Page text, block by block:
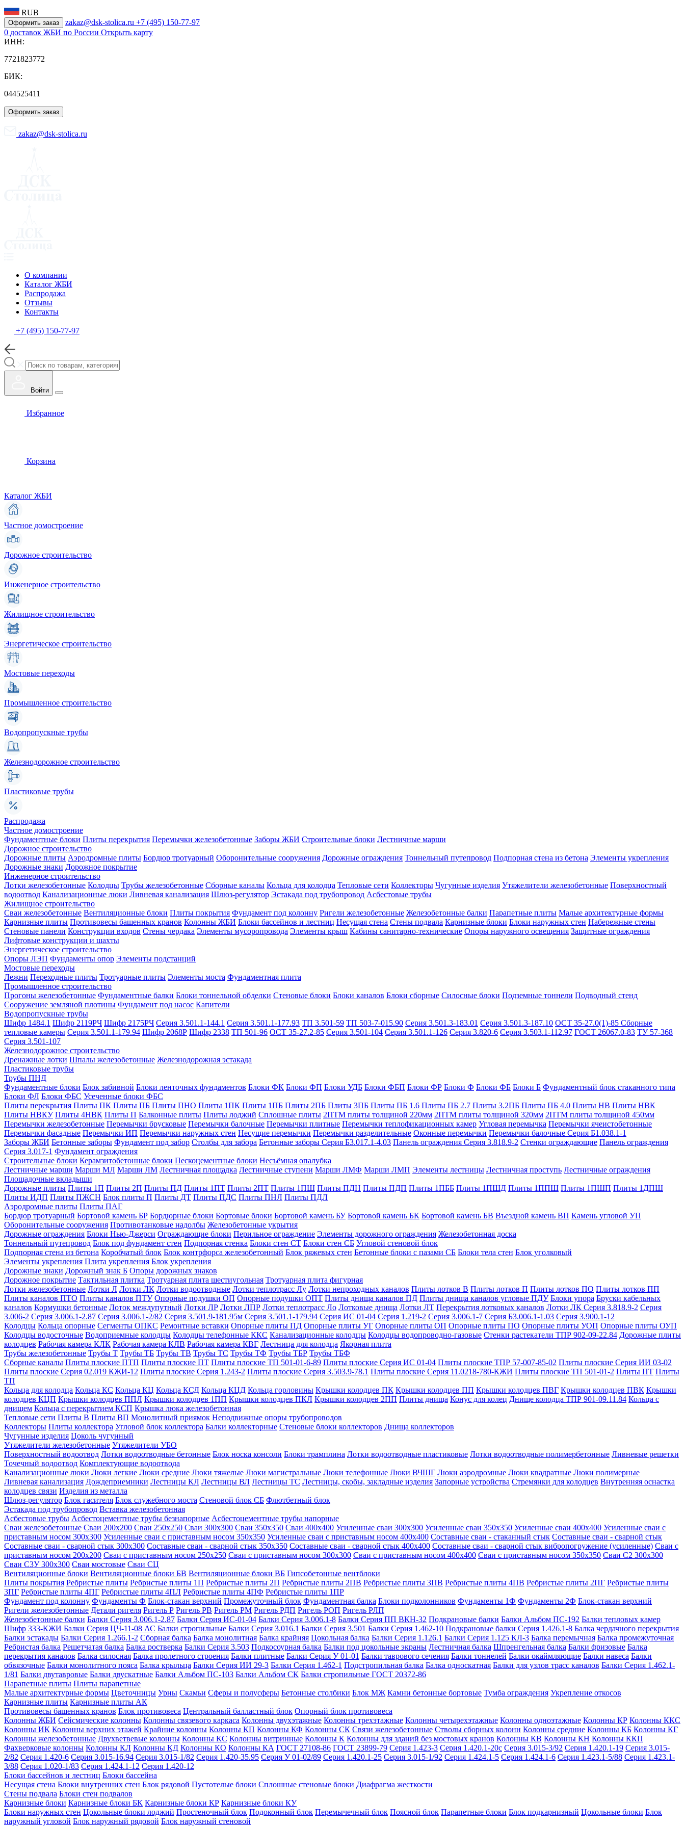
RUB
Оформить заказ zakaz@dsk-stolica.ru +7 (495) 150-77-97
0 доставок ЖБИ по России Открыть карту
ИНН:
7721823772
БИК:
044525411
Оформить заказ
zakaz@dsk-stolica.ru
О компании
Каталог ЖБИ
Распродажа
Отзывы
Контакты
+7 (495) 150-77-97
Войти
Избранное
Корзина
Каталог ЖБИ
Частное домостроение
Дорожное строительство
Инженерное строительство
Жилищное строительство
Энергетическое строительство
Мостовые переходы
Промышленное строительство
Водопропускные трубы
Железнодорожное строительство
Пластиковые трубы
Распродажа
Частное домостроение
Фундаментные блоки Плиты перекрытия Перемычки железобетонные Заборы ЖБИ Строительные блоки Лестничные марши
Дорожное строительство
Дорожные плиты Аэродромные плиты Бордюр тротуарный Оборонительные сооружения Дорожные ограждения Тоннельный путепровод Подпорная стена из бетона Элементы укрепления
Дорожные знаки Дорожное покрытие
Инженерное строительство
Лотки железобетонные Колодцы Трубы железобетонные Сборные каналы Кольца для колодца Тепловые сети Коллекторы Чугунные изделия Утяжелители железобетонные Поверхностный
водоотвод Канализационные люки Ливневая канализация Шлюз-регулятор Эстакада под трубопровод Асбестовые трубы
Жилищное строительство
Сваи железобетонные Вентиляционные блоки Плиты покрытия Фундамент под колонну Ригели железобетонные Железобетонные балки Парапетные плиты Малые архитектурные формы
Карнизные плиты Противовесы башенных кранов Колонны ЖБИ Блоки бассейнов и лестниц Несущая стена Стены подвала Карнизные блоки Блоки наружных стен Набережные стены
Стеновые панели Конструкции входов Стены чердака Элементы мусоропровода Элементы крыш Кабины санитарно-технические Опоры наружного освещения Защитные ограждения
Лифтовые конструкции и шахты
Энергетическое строительство
Опоры ЛЭП Фундаменты опор Элементы подстанций
Мостовые переходы
Лежни Переходные плиты Тротуарные плиты Элементы моста Фундаментная плита
Промышленное строительство
Прогоны железобетонные Фундаментные балки Блоки тоннельной обделки Стеновые блоки Блоки каналов Блоки сборные Силосные блоки Подземные тоннели Подводный стенд
Сооружение земляной плотины Фундамент под насос Капители
Водопропускные трубы
Шифр 1484.1 Шифр 2119РЧ Шифр 2175РЧ Серия 3.501.1-144.1 Серия 3.501.1-177.93 ТП 3.501-59 ТП 503-7-015.90 Серия 3.501.3-183.01 Серия 3.501.3-187.10 ОСТ 35-27.0(1)-85 Сборные
тепловые камеры Серия 3.501.1-179.94 Шифр 2068Р Шифр 2338 ТП 501-96 ОСТ 35-27.2-85 Серия 3.501-104 Серия 3.501.1-126 Серия 3.820-6 Серия 3.503.1-112.97 ГОСТ 26067.0-83 ТУ 57-368
Серия 3.501-107
Железнодорожное строительство
Дренажные лотки Шпалы железобетонные Железнодорожная эстакада
Пластиковые трубы
Трубы ПНД
Фундаментные блоки Блок забивной Блоки ленточных фундаментов Блоки ФК Блоки ФП Блоки УДБ Блоки ФБП Блоки ФР Блоки Ф Блоки ФБ Блоки Б Фундаментный блок стаканного типа
Блоки ФЛ Блоки ФБС Усеченные блоки ФБС
Плиты перекрытия Плиты ПК Плиты ПБ Плиты ПНО Плиты 1ПК Плиты 1ПБ Плиты 2ПБ Плиты 3ПБ Плиты ПБ 1.6 Плиты ПБ 2.7 Плиты 3.2ПБ Плиты ПБ 4.0 Плиты НВ Плиты НВК
Плиты НВКУ Плиты 4НВК Плиты П Балконные плиты Плиты лоджий Сплошные плиты 2ПТМ плиты толщиной 220мм 2ПТМ плиты толщиной 320мм 2ПТМ плиты толщиной 450мм
Перемычки железобетонные Перемычки брусковые Перемычки балочные Перемычки плитные Перемычки теплофикационных камер Угловая перемычка Перемычки ячеистобетонные
Перемычки фасадные Перемычки ИП Перемычки наружных стен Несущие перемычки Перемычки разделительные Оконные перемычки Перемычки балочные Серия Б1.038.1-1
Заборы ЖБИ Бетонные заборы Фундамент под забор Столбы для забора Бетонные заборы Серия Б3.017.1-4.03 Панель ограждения Серия 3.818.9-2 Стенки ограждающие Панель ограждения
Серия 3.017-1 Фундамент ограждения
Строительные блоки Керамзитобетонные блоки Пескоцементные блоки Несъёмная опалубка
Лестничные марши Марши МЛ Марши ЛМ Лестничная площадка Лестничные ступени Марши ЛМФ Марши ЛМП Элементы лестницы Лестничная проступь Лестничные ограждения
Площадочные вкладыши
Дорожные плиты Плиты 1П Плиты 2П Плиты ПД Плиты 1ПТ Плиты 2ПТ Плиты 1ПШ Плиты ПДН Плиты ПДП Плиты 1ПББ Плиты 1ПШД Плиты 1ППШ Плиты 1ПШП Плиты 1ДПШ
Плиты ИДП Плиты ПЖСН Блок плиты П Плиты ДТ Плиты ПДС Плиты ПНЛ Плиты ПДЛ
Аэродромные плиты Плиты ПАГ
Бордюр тротуарный Бортовой камень БР Бордюрные блоки Бортовые блоки Бортовой камень БУ Бортовой камень БК Бортовой камень БВ Въездной камень ВП Камень угловой УП
Оборонительные сооружения Противотанковые надолбы Железобетонные укрытия
Дорожные ограждения Блоки Нью-Джерси Ограждающие блоки Перильное ограждение Элементы дорожного ограждения Железобетонная доска
Тоннельный путепровод Блок под фундамент стен Подпорная стенка Блоки стен СТ Блоки стен СБ Угловой стеновой блок
Подпорная стена из бетона Коробчатый блок Блок контрфорса железобетонный Блок ряжевых стен Бетонные блоки с пазами СБ Блоки тела стен Блок уголковый
Элементы укрепления Плита укрепления Блок укрепления
Дорожные знаки Дорожный знак Б Опоры дорожных знаков
Дорожное покрытие Тактильная плитка Тротуарная плита шестиугольная Тротуарная плита фигурная
Лотки железобетонные Лотки Л Лотки ЛК Лотки водоотводные Лотки теплотрасс Лу Лотки непроходных каналов Плиты лотков В Плиты лотков П Плиты лотков ПО Плиты лотков ПП
Плиты каналов ПТО Плиты каналов ПТУ Опорные подушки ОП Опорные подушки ОПТ Плиты днища каналов ПД Плиты днища каналов угловые ПДУ Блоки упора Бруски кабельных
каналов Кормушки бетонные Лоток междупутный Лотки ЛР Лотки ЛПР Лотки теплотрасс Ло Лотковые днища Лотки ЛТ Перекрытия лотковых каналов Лотки ЛК Серия 3.818.9-2 Серия
3.006-2 Серия 3.006.1-2.87 Серия 3.006.1-2/82 Серия 3.501.9-181.95м Серия 3.501.1-179.94 Серия ИС 01-04 Серия 1.219-2 Серия 3.006.1-7 Серия Б3.006.1-1.03 Серия 3.900.1-12
Колодцы Кольца опорные Сегменты ОПКС Ремонтные вставки Опорные плиты ПД Опорные плиты УГ Опорные плиты ОП Опорные плиты ПО Опорные плиты УОП Опорные плиты ОУП
Колодцы водосточные Водоприемные колодцы Колодцы телефонные ККС Канализационные колодцы Колодцы водопроводно-газовые Стенки растекатели ТПР 902-09-22.84 Дорожные плиты
колодцев Рабочая камера КЛК Рабочая камера КЛВ Рабочая камера КВГ Лестница для колодца Якорная плита
Трубы железобетонные Трубы Т Трубы ТБ Трубы ТВ Трубы ТС Трубы ТФ Трубы ТБР Трубы ТБФ
Сборные каналы Плиты плоские ПТП Плиты плоские ПТ Плиты плоские ТП 501-01-6-89 Плиты плоские Серия ИС 01-04 Плиты плоские ТПР 57-007-85-02 Плиты плоские Серия ИИ 03-02
Плиты плоские Серия 02.019 КЖИ-12 Плиты плоские Серия 1.243-2 Плиты плоские Серия 3.503.9-78.1 Плиты плоские Серия 11.0218-780-КЖИ Плиты плоские ТП 501-01-2 Плиты ПТ Плиты
ТП
Кольца для колодца Кольца КС Кольца КЦ Кольца КСД Кольца КЦД Кольца горловины Крышки колодцев ПК Крышки колодцев ПП Крышки колодцев ПВГ Крышки колодцев ПВК Крышки
колодцев КЦП Крышки колодцев ППЛ Крышки колодцев 1ПП Крышки колодцев ПКЛ Крышки колодцев 2ПП Плиты днища Конус для колец Днище колодца ТПР 901-09.11.84 Кольца с
днищем Кольца с перекрытием КСП Крышка люка железобетонная
Тепловые сети Плиты В Плиты ВП Монолитный приямок Неподвижные опоры трубопроводов
Коллекторы Плиты коллектора Угловой блок коллектора Балки коллекторные Стеновые блоки коллекторов Днища коллекторов
Чугунные изделия Цоколь чугунный
Утяжелители железобетонные Утяжелители УБО
Поверхностный водоотвод Лотки водоотводные бетонные Блок носка консоли Блоки трамплина Лотки водоотводные пластиковые Лотки водоотводные полимербетонные Ливневые решетки
Точечный водоотвод Комплектующие водоотвода
Канализационные люки Люки легкие Люки средние Люки тяжелые Люки магистральные Люки телефонные Люки ВЧШГ Люки аэродромные Люки квадратные Люки полимерные
Ливневая канализация Дождеприемники Лестницы КЛ Лестницы ВЛ Лестницы ТС Лестницы, скобы, закладные изделия Запорные устройства Стремянки для колодцев Внутренняя оснастка
колодцев связи Изделия из металла
Шлюз-регулятор Блок гасителя Блок служебного моста Стеновой блок СБ Флютбетный блок
Эстакада под трубопровод Вставка железобетонная
Асбестовые трубы Асбестоцементные трубы безнапорные Асбестоцементные трубы напорные
Сваи железобетонные Сваи 200х200 Сваи 250х250 Сваи 300х300 Сваи 350х350 Сваи 400х400 Усиленные сваи 300х300 Усиленные сваи 350х350 Усиленные сваи 400х400 Усиленные сваи с
приставным носом 300х300 Усиленные сваи с приставным носом 350х350 Усиленные сваи с приставным носом 400х400 Составные сваи - стаканный стык Составные сваи - сварной стык
Составные сваи - сварной стык 300х300 Составные сваи - сварной стык 350х350 Составные сваи - сварной стык 400х400 Составные сваи - сварной стык вибропогружение (усиленные) Сваи с
приставным носом 200х200 Сваи с приставным носом 250х250 Сваи с приставным носом 300х300 Сваи с приставным носом 400х400 Сваи с приставным носом 350х350 Сваи С2 300х300
Сваи С3У 300х300 Сваи мостовые Сваи СЦ
Вентиляционные блоки Вентиляционные блоки БВ Вентиляционные блоки ВБ Гипсобетонные вентблоки
Плиты покрытия Ребристые плиты Ребристые плиты 1П Ребристые плиты 2П Ребристые плиты 2ПВ Ребристые плиты 3ПВ Ребристые плиты 4ПВ Ребристые плиты 2ПГ Ребристые плиты
3ПГ Ребристые плиты 4ПГ Ребристые плиты 4ПЛ Ребристые плиты 4ПФ Ребристые плиты 1ПР
Фундамент под колонну Фундаменты Ф Блок-стакан верхний Промежуточный блок Фундаментная балка Блоки подколонников Фундаменты 1Ф Фундаменты 2Ф Блок-стакан верхний
Ригели железобетонные Детали ригеля Ригель Р Ригель РВ Ригель РМ Ригель РДП Ригель РОП Ригель РЛП
Железобетонные балки Балки Серия 3.006.1-2.87 Балки Серия ИС-01-04 Балки Серия 3.006.1-8 Балки Серия ПП ВКН-32 Подкрановые балки Балки Альбом ПС-192 Балки тепловых камер
Шифр 333-КЖИ Балки Серия ЦЧ-11-08 АС Балки стропильные Балки Серия 3.016.1 Балки Серия 3.501 Балки Серия 1.462-10 Подкрановые балки Серия 1.426.1-8 Балка чердачного перекрытия
Балки эстакады Балки Серия 1.266.1-2 Сборная балка Балка монолитная Балка крайняя Цокольная балка Балки Серия 1.126.1 Балки Серия 1.125 КЛ-3 Балка перемычная Балка промежуточная
Ребристая балка Решетчатая балка Балка ростверка Балки Серия 3.503 Подкосоурная балка Балки под цокольные экраны Лестничная балка Шпренгельная балка Балки фризовые Балка
перекрытия каналов Балка силосная Балка пролетного строения Балки плитные Балки Серия У 01-01 Балки таврового сечения Балки тоннелей Балки окаймляющие Балки навеса Балки
обвязочные Балки монолитного пояса Балка крыльца Балки Серия ИИ 29-3 Балки Серия 1.462-1 Подстропильная балка Балка односкатная Балки для узлов трасс каналов Балки Серия 1.462.1-
1/81 Балки двутавровые Балки двускатные Балки Альбом ПС-103 Балки Альбом СК Балки стропильные ГОСТ 20372-86
Парапетные плиты Плиты парапетные
Малые архитектурные формы Цветочницы Урны Скамьи Сферы и полусферы Бетонные столбики Блок МЖ Камни бетонные бортовые Тумба ограждения Укрепление откосов
Карнизные плиты Карнизные плиты АК
Противовесы башенных кранов Блок противовеса Центральный балластный блок Опорный блок противовеса
Колонны ЖБИ Сейсмические колонны Колонны связевого каркаса Колонны двухэтажные Колонны трехэтажные Колонны четырехэтажные Колонны одноэтажные Колонны КР Колонны ККС
Колонны ИК Колонны верхних этажей Крайние колонны Колонны КП Колонны КФ Колонны СК Связи железобетонные Стволы сборных колонн Колонны средние Колонны КБ Колонны КГ
Колонны железобетонные Двухветвевые колонны Колонны КС Колонны витринные Колонны К Колонны для зданий без мостовых кранов Колонны КВ Колонны КН Колонны ККП
Фахверковые колонны Колонны КЛ Колонны КД Колонны КО Колонны КА ГОСТ 27108-86 ГОСТ 23899-79 Серия 1.423-3 Серия 1.420.1-20с Серия 3.015-3/92 Серия 1.420.1-19 Серия 3.015-
2/82 Серия 1.420-6 Серия 3.015-16.94 Серия 3.015-1/82 Серия 1.420-35.95 Серия У 01-02/89 Серия 1.420.1-25 Серия 3.015-1/92 Серия 1.424.1-5 Серия 1.424.1-6 Серия 1.423.1-5/88 Серия 1.423.1-
3/88 Серия 1.020-1/83 Серия 1.424.1-12 Серия 1.420-12
Блоки бассейнов и лестниц Блоки бассейна
Несущая стена Блоки внутренних стен Блок рядовой Пустотелые блоки Сплошные стеновые блоки Диафрагма жесткости
Стены подвала Блоки стен подвалов
Карнизные блоки Карнизные блоки БК Карнизные блоки КР Карнизные блоки КУ
Блоки наружных стен Цокольные блоки лоджий Простеночный блок Подоконный блок Перемычечный блок Поясной блок Парапетные блоки Блок подкарнизный Цокольные блоки Блок
наружный угловой Блок наружный рядовой Блок наружный стеновой